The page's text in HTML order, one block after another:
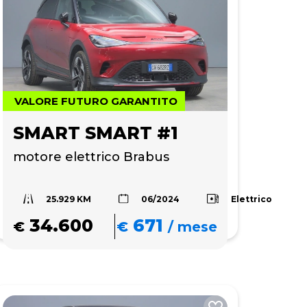
VALORE FUTURO GARANTITO
SMART SMART #1
motore elettrico Brabus
25.929 KM 06/2024 Elettrico
€ 34.600 € 671 /mese